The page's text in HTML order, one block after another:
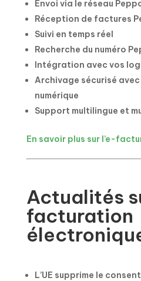
Envoi via le réseau
Réception de factures
Suivi en temps réel
Recherche du numéro
Intégration avec vos
Archivage sécurisé
numérique
Support multilingue et
En savoir plus sur l’e-
Actualités
facturation
L’UE supprime le